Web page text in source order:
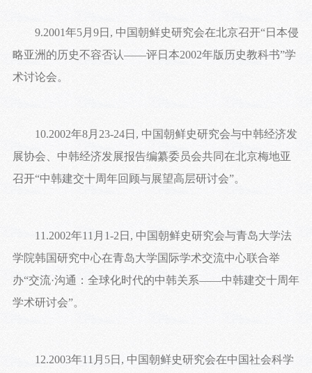
9.2001年5月9日, 中国朝鲜史研究会在北京召开“日本侵
略亚洲的历史不容否认——评日本2002年版历史教科书”学
术讨论会。
10.2002年8月23-24日, 中国朝鲜史研究会与中韩经济发
展协会、中韩经济发展报告编纂委员会共同在北京梅地亚
召开“中韩建交十周年回顾与展望高层研讨会”。
11.2002年11月1-2日, 中国朝鲜史研究会与青岛大学法
学院韩国研究中心在青岛大学国际学术交流中心联合举
办“交流·沟通：全球化时代的中韩关系——中韩建交十周年
学术研讨会”。
12.2003年11月5日, 中国朝鲜史研究会在中国社会科学